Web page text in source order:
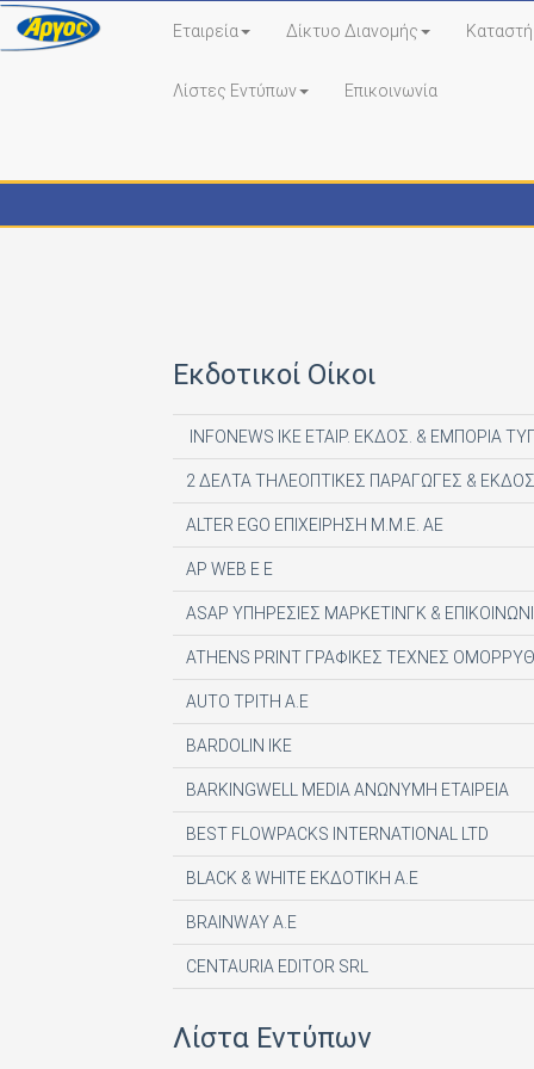
Εταιρεία Δίκτυο Διανομής
Λίστες Εντύπων Επικοινωνία
Εκδοτικοί Οίκοι
INFONEWS ΙΚΕ ΕΤΑΙΡ. ΕΚΔΟΣ. & ΕΜΠΟΡΙΑ
2 ΔΕΛΤΑ ΤΗΛΕΟΠΤΙΚΕΣ ΠΑΡΑΓΩΓΕΣ &
ALTER EGO ΕΠΙΧΕΙΡΗΣΗ Μ.Μ.Ε. ΑΕ
AP WEB Ε Ε
ASAP ΥΠΗΡΕΣΙΕΣ ΜΑΡΚΕΤΙΝΓΚ &
ATHENS PRINT ΓΡΑΦΙΚΕΣ ΤΕΧΝΕΣ
AUTO ΤΡΙΤΗ Α.Ε
BARDOLIN ΙΚΕ
BARKINGWELL MEDIA ΑΝΩΝΥΜΗ ΕΤΑΙΡΕΙΑ
BEST FLOWPACKS INTERNATIONAL LTD
BLACK & WHITE ΕΚΔΟΤΙΚΗ Α.Ε
BRAINWAY A.E
CENTAURIA EDITOR SRL
Λίστα Εντύπων